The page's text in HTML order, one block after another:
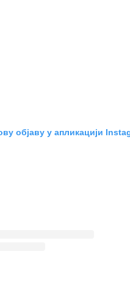
објаву у апликацији